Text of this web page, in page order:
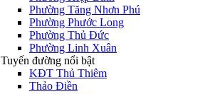
Phường Tăng Nhơn Phú
Phường Phước Long
Phường Thủ Đức
Phường Linh Xuân
Tuyến đường nổi bật
KĐT Thủ Thiêm
Thảo Điền